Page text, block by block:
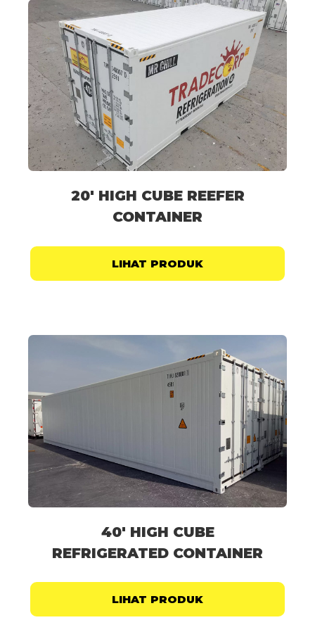
20′ HIGH CUBE REEFER
CONTAINER
LIHAT PRODUK
40' HIGH CUBE
REFRIGERATED CONTAINER
LIHAT PRODUK